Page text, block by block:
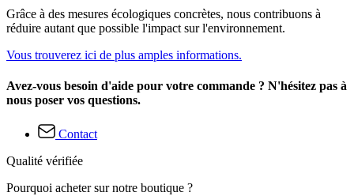
Grâce à des mesures écologiques concrètes, nous contribuons à
réduire autant que possible l'impact sur l'environnement.
Vous trouverez ici de plus amples informations.
Avez-vous besoin d'aide pour votre commande ? N'hésitez pas à
nous poser vos questions.
Contact
Qualité vérifiée
Pourquoi acheter sur notre boutique ?